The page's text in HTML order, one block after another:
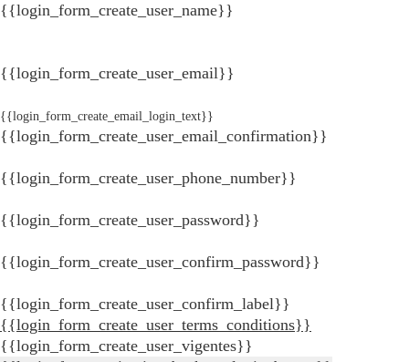
{{login_form_create_user_name}}
{{login_form_create_user_email}}
{{login_form_create_email_login_text}}
{{login_form_create_user_email_confirmation}}
{{login_form_create_user_phone_number}}
{{login_form_create_user_password}}
{{login_form_create_user_confirm_password}}
{{login_form_create_user_confirm_label}}
{{login_form_create_user_terms_conditions}}
{{login_form_create_user_vigentes}}